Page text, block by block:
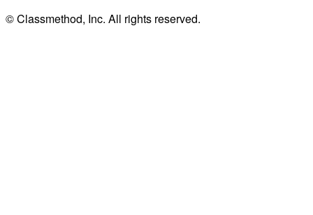
© Classmethod, Inc. All rights reserved.